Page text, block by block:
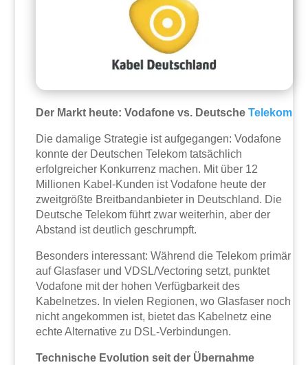
Der Markt heute: Vodafone vs. DeutscheTelekom
Die damalige Strategie ist aufgegangen: Vodafone
konnte der Deutschen Telekom tatsächlich
erfolgreicher Konkurrenz machen. Mit über 12
Millionen Kabel-Kunden ist Vodafone heute der
zweitgrößte Breitbandanbieter in Deutschland. Die
Deutsche Telekom führt zwar weiterhin, aber der
Abstand ist deutlich geschrumpft.
Besonders interessant: Während die Telekom primär
auf Glasfaser und VDSL/Vectoring setzt, punktet
Vodafone mit der hohen Verfügbarkeit des
Kabelnetzes. In vielen Regionen, wo Glasfaser noch
nicht angekommen ist, bietet das Kabelnetz eine
echte Alternative zu DSL-Verbindungen.
Technische Evolution seit der Übernahme